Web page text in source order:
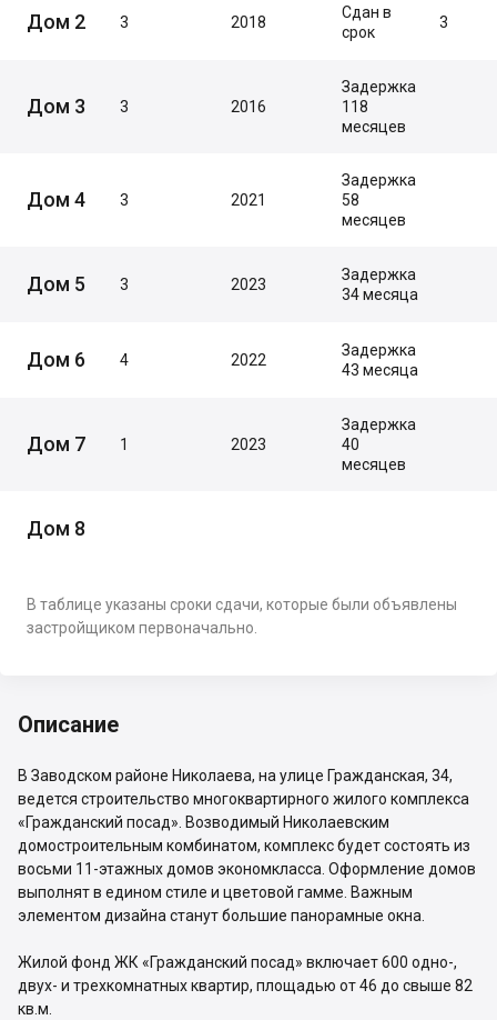
Дом 2 3 2018
Сдан в
срок
3
Дом 3 3 2016
Задержка
118
месяцев
Дом 4 3 2021
Задержка
58
месяцев
Дом 5 3 2023
Задержка
34 месяца
Дом 6 4 2022
Задержка
43 месяца
Дом 7 1 2023
Задержка
40
месяцев
Дом 8
В таблице указаны сроки сдачи, которые были объявлены
застройщиком первоначально.
Описание
В Заводском районе Николаева, на улице Гражданская, 34,
ведется строительство многоквартирного жилого комплекса
«Гражданский посад». Возводимый Николаевским
домостроительным комбинатом, комплекс будет состоять из
восьми 11-этажных домов экономкласса. Оформление домов
выполнят в едином стиле и цветовой гамме. Важным
элементом дизайна станут большие панорамные окна.
Жилой фонд ЖК «Гражданский посад» включает 600 одно-,
двух- и трехкомнатных квартир, площадью от 46 до свыше 82
кв.м.